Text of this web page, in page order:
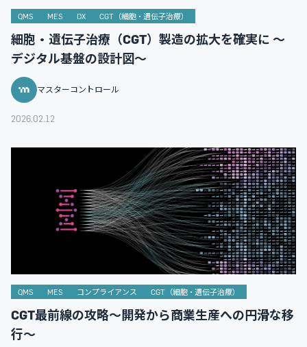
QMS MES DX CGT（細胞・遺伝子治療）
細胞・遺伝子治療（CGT）製造の拡大を確実に ～
デジタル基盤の設計図～
マスターコントロール
2026.02.12
QMS MES コンプライアンス CGT（細胞・遺伝子治療）
CGT最前線の攻略～開発から商業生産への円滑な移
行～